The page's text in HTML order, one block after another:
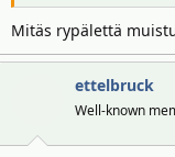
i
t
t
r
ä
Mitäs rypälettä
ettelbruck
Well-known